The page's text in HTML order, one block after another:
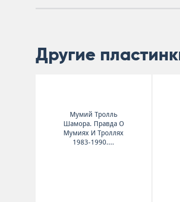
Другие
Мумий Тролль
Шамора. Правда О
Мумиях И Троллях
1983-1990....